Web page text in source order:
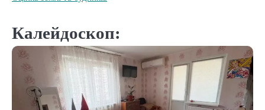
Калейдоскоп: